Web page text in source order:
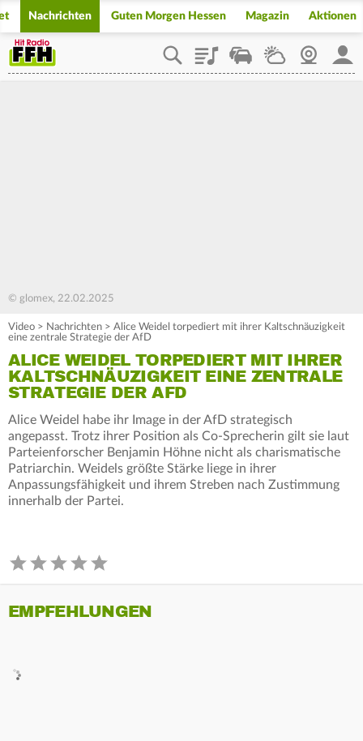
Nachrichten Guten Morgen Hessen Magazin Aktionen
PlaylistStaupilotWetterWebcam
© glomex, 22.02.2025
Video > Nachrichten > Alice Weidel torpediert mit ihrer Kaltschnäuzigkeit
eine zentrale Strategie der AfD
ALICE WEIDEL TORPEDIERT MIT IHRER
KALTSCHNÄUZIGKEIT EINE ZENTRALE
STRATEGIE DER AFD
Alice Weidel habe ihr Image in der AfD strategisch
angepasst. Trotz ihrer Position als Co-Sprecherin gilt sie laut
Parteienforscher Benjamin Höhne nicht als charismatische
Patriarchin. Weidels größte Stärke liege in ihrer
Anpassungsfähigkeit und ihrem Streben nach Zustimmung
innerhalb der Partei.
EMPFEHLUNGEN